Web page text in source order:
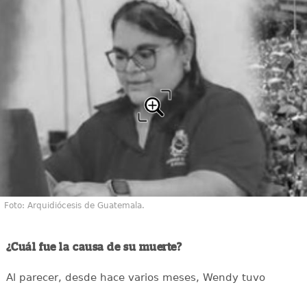
Foto: Arquidiócesis de Guatemala.
¿Cuál fue la causa de su muerte?
Al parecer, desde hace varios meses, Wendy tuvo